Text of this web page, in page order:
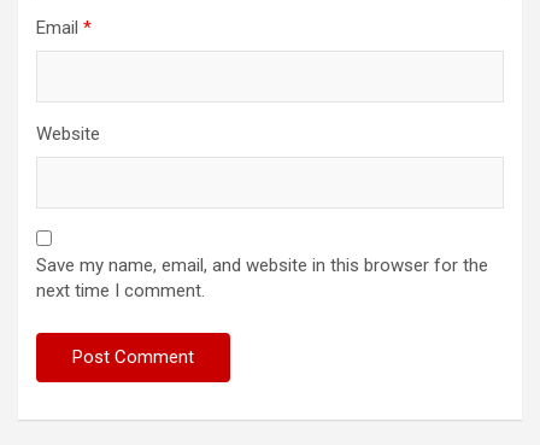
Email *
Website
Save my name, email, and website in this browser for the
next time I comment.